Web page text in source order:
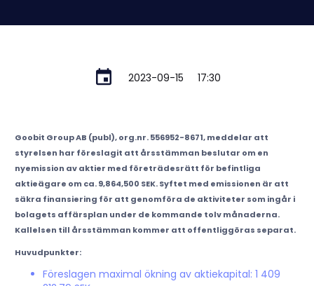
2023-09-15 17:30
Goobit Group AB (publ), org.nr. 556952-8671, meddelar att
styrelsen har föreslagit att årsstämman beslutar om en
nyemission av aktier med företrädesrätt för befintliga
aktieägare om ca. 9,864,500 SEK. Syftet med emissionen är att
säkra finansiering för att genomföra de aktiviteter som ingår i
bolagets affärsplan under de kommande tolv månaderna.
Kallelsen till årsstämman kommer att offentliggöras separat.
Huvudpunkter:
Föreslagen maximal ökning av aktiekapital: 1 409